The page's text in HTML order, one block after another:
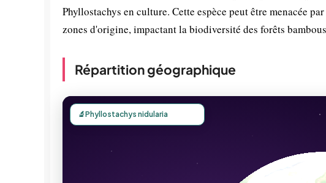
Phyllostachys en culture. Cette espèce peut être menacée
zones d'origine, impactant la biodiversité des forêts
Répartition géographique